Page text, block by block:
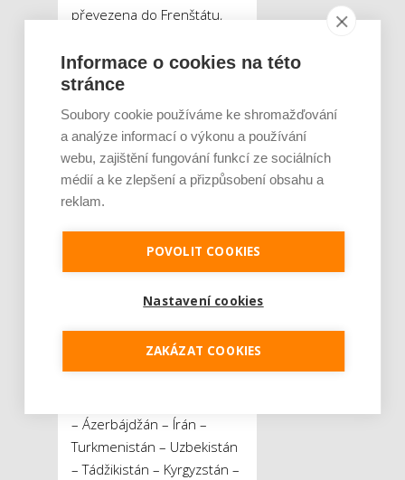
převezena do Frenštátu,
kabát, a v Domažlicích bude
následně auto dovybaveno
kuchyňkou, WC, sprchou a
úložnými prostory.
Plán cesty
etapa
Chorvatsko – Bosna a
Hercegovina – Černá Hora
– Albánie – Makedonie –
– Ázerbájdžán – Írán –
Turkmenistán – Uzbekistán
– Tádžikistán – Kyrgyzstán –
Informace o cookies na této
stránce
Soubory cookie používáme ke shromažďování
a analýze informací o výkonu a používání
webu, zajištění fungování funkcí ze sociálních
médií a ke zlepšení a přizpůsobení obsahu a
reklam.
POVOLIT COOKIES
Nastavení cookies
ZAKÁZAT COOKIES